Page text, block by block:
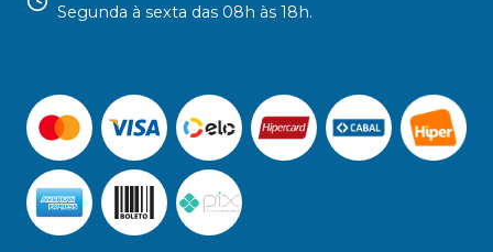
Segunda à sexta das 08h às 18h.